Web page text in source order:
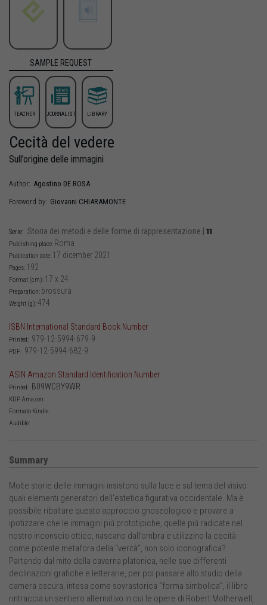
SAMPLE REQUEST
TEACHER JOURNALIST LIBRARY
Cecità del vedere
Sull’origine delle immagini
Author: Agostino DE ROSA
Foreword by: Giovanni CHIARAMONTE
Serie: Storia dei metodi e delle forme di rappresentazione 11
Publishing place: Roma
Publication date: 17 dicember 2021
Pages: 192
Format (cm): 17 x 24
Preparation: brossura
Weight (g):474
ISBN International Standard Book Number
Printed: 979-12-5994-679-9
PDF: 979-12-5994-682-9
ASIN Amazon Standard Identification Number
Printed: B09WCBY9WR
KDP Amazon:
Formato Kindle:
Audible:
Summary
Molte storie delle immagini insistono sulla luce e sul tema del visivo
quali elementi generatori dell’estetica figurativa occidentale. Ma è
possibile ribaltare questo approccio gnoseologico e provare a
ipotizzare che le immagini più prototipiche, quelle più radicate nel
nostro inconscio ottico, nascano dall’ombra e utilizzino la cecità
come potente metafora della “verità”, non solo iconografica?
Partendo dal mito della caverna platonica, nelle sue differenti
declinazioni grafiche e letterarie, per poi passare allo studio della
camera oscura, intesa come sovrastorica “forma simbolica”, il libro
rintraccia un sentiero alternativo in cui le opere di Robert Motherwell,